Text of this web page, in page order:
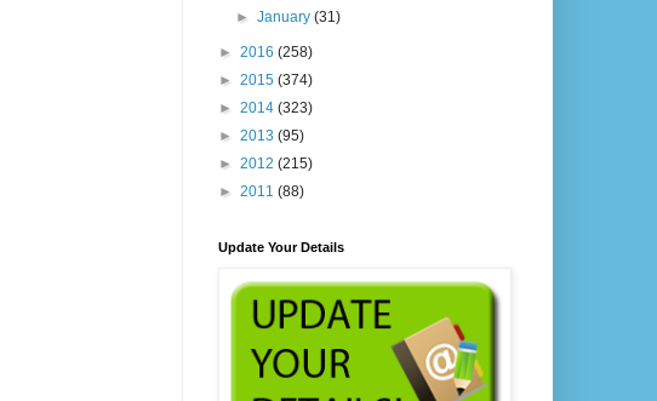
►January(31)
► 2016 (258)
► 2015 (374)
► 2014 (323)
► 2013 (95)
► 2012 (215)
► 2011 (88)
Update Your Details